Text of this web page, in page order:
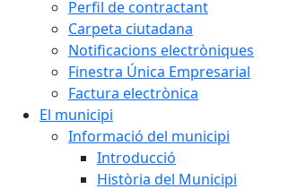
Perfil de contractant
Carpeta ciutadana
Notificacions electròniques
Finestra Única Empresarial
Factura electrònica
El municipi
Informació del municipi
Introducció
Història del Municipi